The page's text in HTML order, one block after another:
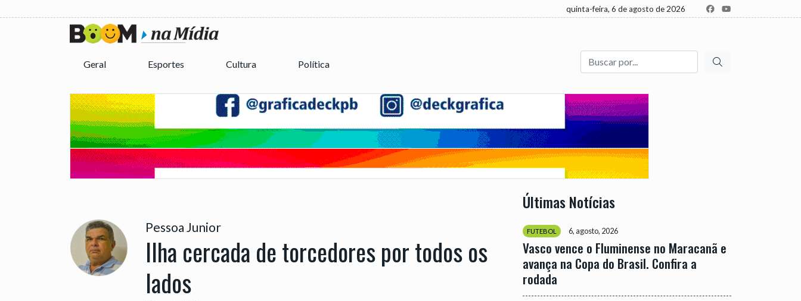
quinta-feira, 6 de agosto de 2026
Geral Esportes Cultura Política
Buscar
Pessoa Junior
Ilha cercada de torcedores por todos os
lados
Últimas Notícias
FUTEBOL 6, agosto, 2026
Vasco vence o Fluminense no Maracanã e
avança na Copa do Brasil. Confira a
rodada